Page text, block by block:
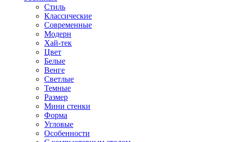
Стиль
Классические
Современные
Модерн
Хай-тек
Цвет
Белые
Венге
Светлые
Темные
Размер
Мини стенки
Форма
Угловые
Особенности